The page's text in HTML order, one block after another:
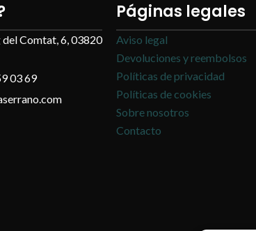
Comtat, 6, 03820
03 69
Páginas legales
Aviso legal
Devoluciones y reembolsos
Políticas de privacidad
Políticas de cookies
Sobre nosotros
Contacto